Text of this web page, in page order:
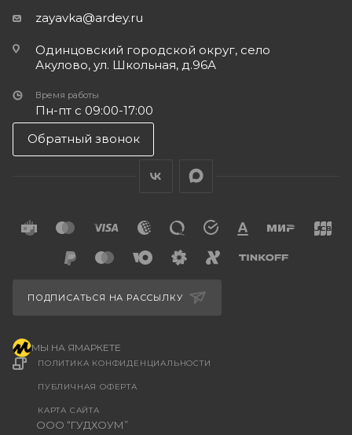
zayavka@ardey.ru
Одинцовский городской округ, село
Акулово, ул. Школьная, д.96А
Время работы
Пн-пт с 09:00-17:00
Обратный звонок
ООО “ГУДХОУМ”
ПОЛИТИКА КОНФИДЕНЦИАЛЬНОСТИ
ПУБЛИЧНАЯ ОФЕРТА
КАРТА САЙТА
ПОДПИСАТЬСЯ НА РАССЫЛКУ
МЫ НА ЯМАРКЕТЕ